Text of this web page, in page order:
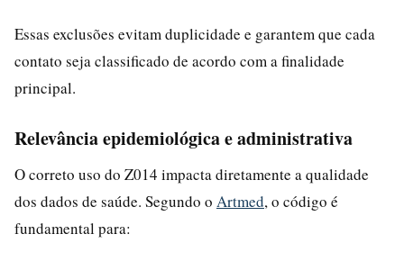
Essas exclusões evitam duplicidade e garantem que cada
contato seja classificado de acordo com a finalidade
principal.
Relevância epidemiológica e administrativa
O correto uso do Z014 impacta diretamente a qualidade
dos dados de saúde. Segundo o Artmed, o código é
fundamental para: